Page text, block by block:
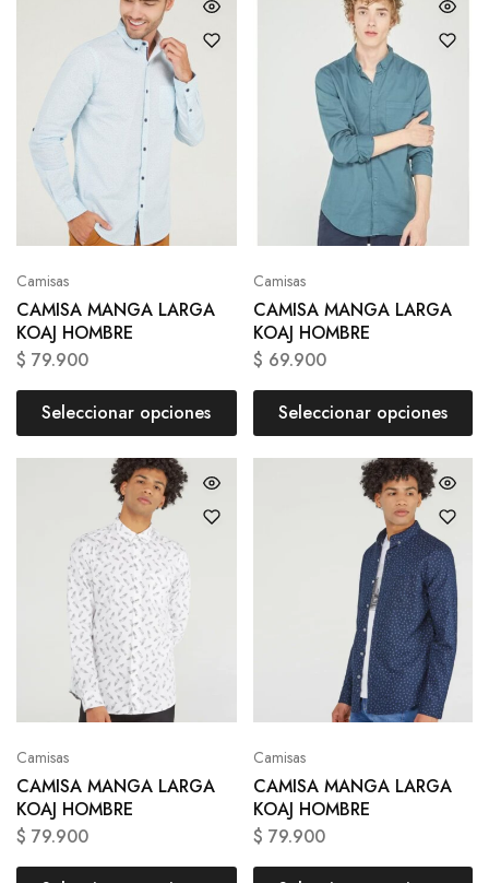
Camisas
CAMISA MANGA LARGA
KOAJ HOMBRE
$ 79.900
Seleccionar opciones
Camisas
CAMISA MANGA LARGA
KOAJ HOMBRE
$ 69.900
Seleccionar opciones
Camisas
CAMISA MANGA LARGA
KOAJ HOMBRE
$ 79.900
Camisas
CAMISA MANGA LARGA
KOAJ HOMBRE
$ 79.900